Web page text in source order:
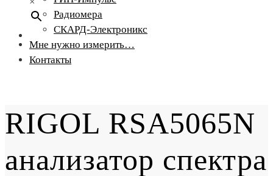
Радиомера
СКАРД-Электроникс
Мне нужно измерить…
Контакты
RIGOL RSA5065N
анализатор спектра